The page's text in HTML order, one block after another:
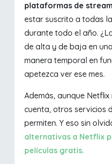
plataformas de
estar suscrito a todas
durante todo el año.
de alta y de baja en
manera temporal en
apetezca ver ese mes.
Además, aunque
cuenta, otros servicios
permiten. Y eso sin
alternativas a Netflix
películas gratis.